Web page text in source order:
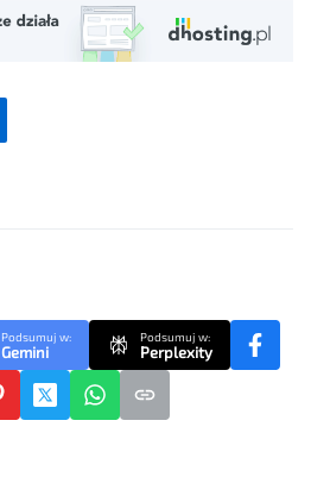
Podsumuj w:
Gemini
Podsumuj w:
Perplexity